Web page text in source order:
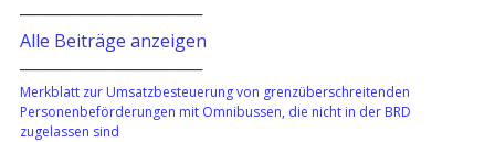
───────────────
Alle Beiträge anzeigen
───────────────
Merkblatt zur Umsatzbesteuerung von grenzüberschreitenden
Personenbeförderungen mit Omnibussen, die nicht in der BRD
zugelassen sind